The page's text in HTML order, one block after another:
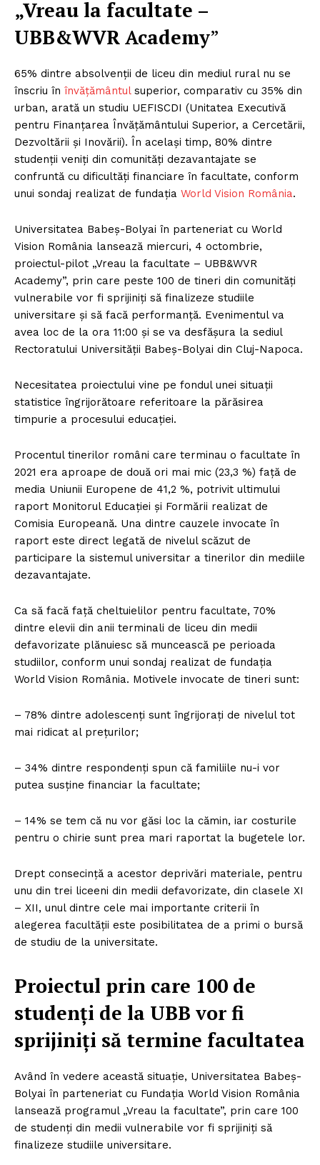
„Vreau la facultate –
UBB&WVR Academy”
65% dintre absolvenţii de liceu din mediul rural nu se
înscriu în învăţământul superior, comparativ cu 35% din
urban, arată un studiu UEFISCDI (Unitatea Executivă
pentru Finanţarea Învăţământului Superior, a Cercetării,
Dezvoltării şi Inovării). În acelaşi timp, 80% dintre
studenţii veniţi din comunităţi dezavantajate se
confruntă cu dificultăţi financiare în facultate, conform
unui sondaj realizat de fundaţia World Vision România.
Universitatea Babeş-Bolyai în parteneriat cu World
Vision România lansează miercuri, 4 octombrie,
proiectul-pilot „Vreau la facultate – UBB&WVR
Academy”, prin care peste 100 de tineri din comunităţi
vulnerabile vor fi sprijiniţi să finalizeze studiile
universitare şi să facă performanţă. Evenimentul va
avea loc de la ora 11:00 şi se va desfăşura la sediul
Rectoratului Universităţii Babeş-Bolyai din Cluj-Napoca.
Necesitatea proiectului vine pe fondul unei situaţii
statistice îngrijorătoare referitoare la părăsirea
timpurie a procesului educaţiei.
Procentul tinerilor români care terminau o facultate în
2021 era aproape de două ori mai mic (23,3 %) faţă de
media Uniunii Europene de 41,2 %, potrivit ultimului
raport Monitorul Educaţiei şi Formării realizat de
Comisia Europeană. Una dintre cauzele invocate în
raport este direct legată de nivelul scăzut de
participare la sistemul universitar a tinerilor din mediile
dezavantajate.
Ca să facă faţă cheltuielilor pentru facultate, 70%
dintre elevii din anii terminali de liceu din medii
defavorizate plănuiesc să muncească pe perioada
studiilor, conform unui sondaj realizat de fundaţia
World Vision România. Motivele invocate de tineri sunt:
– 78% dintre adolescenţi sunt îngrijoraţi de nivelul tot
mai ridicat al preţurilor;
– 34% dintre respondenţi spun că familiile nu-i vor
putea susţine financiar la facultate;
– 14% se tem că nu vor găsi loc la cămin, iar costurile
pentru o chirie sunt prea mari raportat la bugetele lor.
Drept consecinţă a acestor deprivări materiale, pentru
unu din trei liceeni din medii defavorizate, din clasele XI
– XII, unul dintre cele mai importante criterii în
alegerea facultăţii este posibilitatea de a primi o bursă
de studiu de la universitate.
Proiectul prin care 100 de
studenţi de la UBB vor fi
sprijiniţi să termine facultatea
Având în vedere această situaţie, Universitatea Babeş-
Bolyai în parteneriat cu Fundaţia World Vision România
lansează programul „Vreau la facultate”, prin care 100
de studenţi din medii vulnerabile vor fi sprijiniţi să
finalizeze studiile universitare.